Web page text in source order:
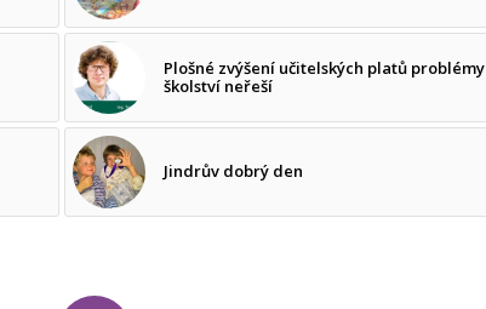
Plošné zvýšení učitelských platů problémy
školství neřeší
Jindrův dobrý den